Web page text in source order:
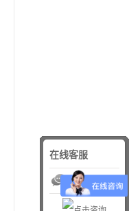
在线客服
在线咨询